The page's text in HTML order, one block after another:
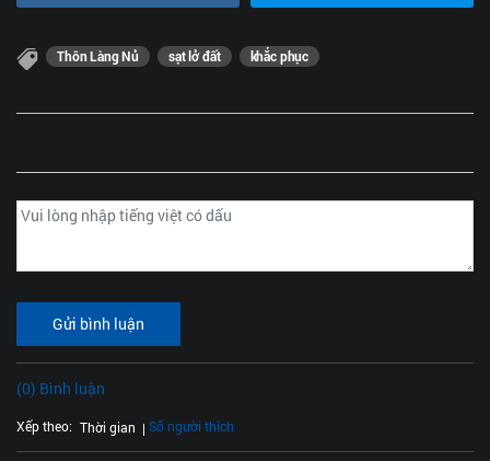
Thôn Làng Nủ sạt lở đất khắc phục
Gửi bình luận
(0) Bình luận
Xếp theo: Thời gian Số người thích